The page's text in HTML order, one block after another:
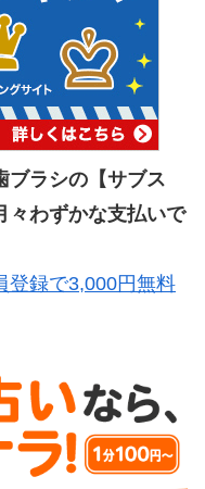
ブラシの【サブス
々わずかな支払いで
登録で3,000円無料